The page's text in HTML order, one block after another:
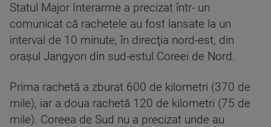
Statul Major Interarme a precizat într- un
comunicat că rachetele au fost lansate la un
interval de 10 minute, în direcţia nord-est, din
oraşul Jangyon din sud-estul Coreei de Nord.
Prima rachetă a zburat 600 de kilometri (370 de
mile), iar a doua rachetă 120 de kilometri (75 de
mile). Coreea de Sud nu a precizat unde au